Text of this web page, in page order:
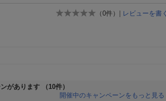
（0件） | レビューを書く
があります
（10件）
開催中のキャンペーンをもっと見る